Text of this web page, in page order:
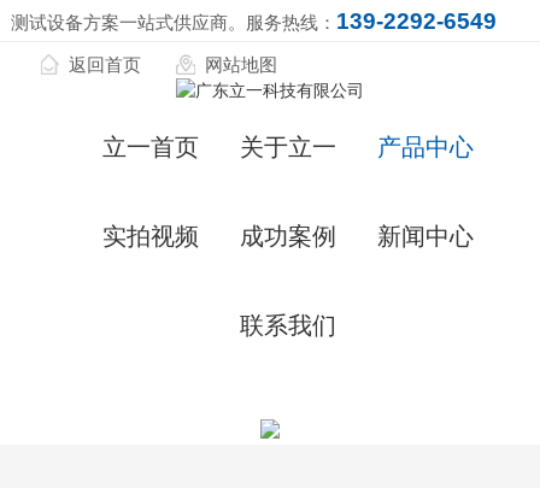
测试设备方案一站式供应商。服务热线： 139-2292-6549
返回首页 网站地图
立一首页 关于立一 产品中心
实拍视频 成功案例 新闻中心
联系我们